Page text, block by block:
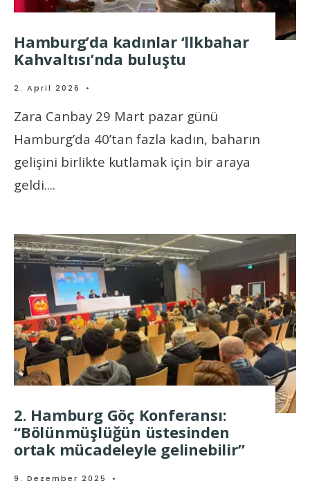
Hamburg’da kadınlar ‘llkbahar
Kahvaltısı’nda buluştu
2. April 2026 •
Zara Canbay 29 Mart pazar günü
Hamburg’da 40’tan fazla kadın, baharın
gelişini birlikte kutlamak için bir araya
geldi....
2. Hamburg Göç Konferansı:
“Bölünmüşlüğün üstesinden
ortak mücadeleyle gelinebilir”
9. Dezember 2025 •